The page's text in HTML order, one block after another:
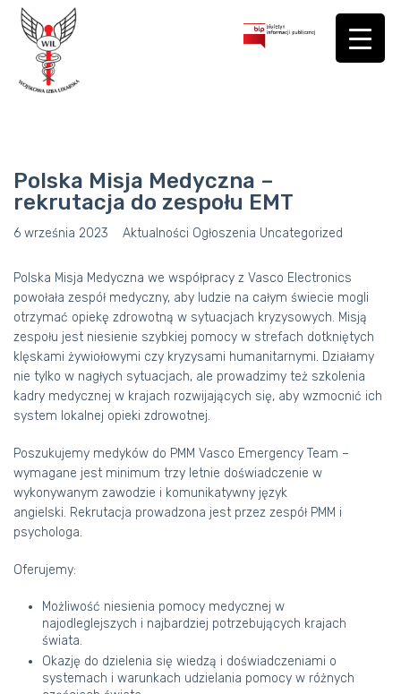
Polska Misja Medyczna –
rekrutacja do zespołu EMT
6 września 2023 Aktualności Ogłoszenia Uncategorized
Polska Misja Medyczna we współpracy z Vasco Electronics
powołała zespół medyczny, aby ludzie na całym świecie mogli
otrzymać opiekę zdrowotną w sytuacjach kryzysowych. Misją
zespołu jest niesienie szybkiej pomocy w strefach dotkniętych
klęskami żywiołowymi czy kryzysami humanitarnymi. Działamy
nie tylko w nagłych sytuacjach, ale prowadzimy też szkolenia
kadry medycznej w krajach rozwijających się, aby wzmocnić ich
system lokalnej opieki zdrowotnej.
Poszukujemy medyków do PMM Vasco Emergency Team –
wymagane jest minimum trzy letnie doświadczenie w
wykonywanym zawodzie i komunikatywny język
angielski. Rekrutacja prowadzona jest przez zespół PMM i
psychologa.
Oferujemy:
Możliwość niesienia pomocy medycznej w
najodleglejszych i najbardziej potrzebujących krajach
świata.
Okazję do dzielenia się wiedzą i doświadczeniami o
systemach i warunkach udzielania pomocy w różnych